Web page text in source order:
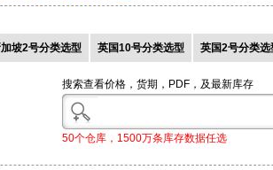
坡2号分类选型 英国10号分类选型 英国2号分类选
搜索查看价格，货期，PDF，及最新库存
50个仓库，1500万条库存数据任选